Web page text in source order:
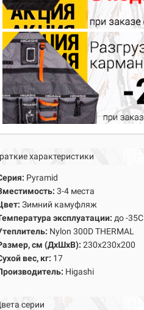
характеристики
Pyramid
3-4 места
Зимний камуфляж
эксплуатации: до -35С
Nylon 300D THERMAL
см (ДхШхВ): 230х230х200
вес, кг: 17
Higashi
серии